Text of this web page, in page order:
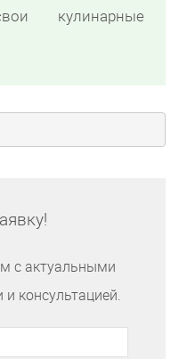
кулинарные
с актуальными
консультацией.